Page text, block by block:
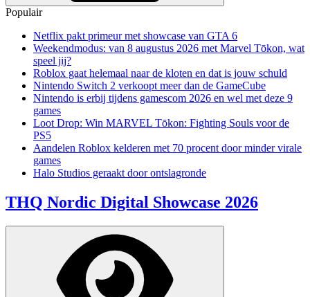
Populair
Netflix pakt primeur met showcase van GTA 6
Weekendmodus: van 8 augustus 2026 met Marvel Tōkon, wat
speel jij?
Roblox gaat helemaal naar de kloten en dat is jouw schuld
Nintendo Switch 2 verkoopt meer dan de GameCube
Nintendo is erbij tijdens gamescom 2026 en wel met deze 9
games
Loot Drop: Win MARVEL Tōkon: Fighting Souls voor de
PS5
Aandelen Roblox kelderen met 70 procent door minder virale
games
Halo Studios geraakt door ontslagronde
THQ Nordic Digital Showcase 2026